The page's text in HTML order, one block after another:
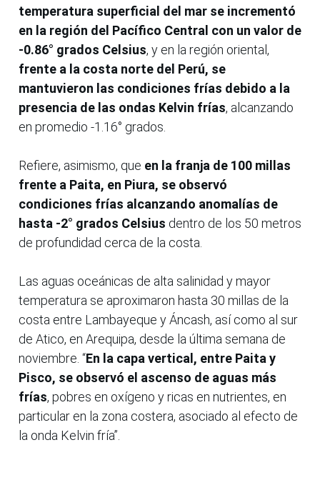
temperatura superficial del mar se incrementó
en la región del Pacífico Central con un valor de
-0.86° grados Celsius, y en la región oriental,
frente a la costa norte del Perú, se
mantuvieron las condiciones frías debido a la
presencia de las ondas Kelvin frías, alcanzando
en promedio -1.16° grados.
Refiere, asimismo, que en la franja de 100 millas
frente a Paita, en Piura, se observó
condiciones frías alcanzando anomalías de
hasta -2° grados Celsius dentro de los 50 metros
de profundidad cerca de la costa.
Las aguas oceánicas de alta salinidad y mayor
temperatura se aproximaron hasta 30 millas de la
costa entre Lambayeque y Áncash, así como al sur
de Atico, en Arequipa, desde la última semana de
noviembre. “En la capa vertical, entre Paita y
Pisco, se observó el ascenso de aguas más
frías, pobres en oxígeno y ricas en nutrientes, en
particular en la zona costera, asociado al efecto de
la onda Kelvin fría”.